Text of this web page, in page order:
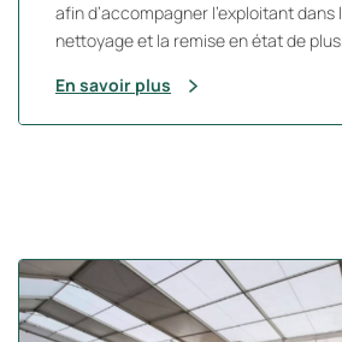
afin d’accompagner l’exploitant
nettoyage et la remise en état de
En savoir plus